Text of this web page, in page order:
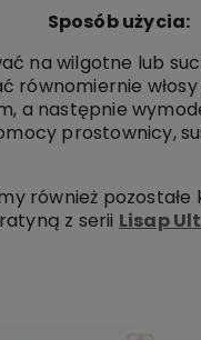
Sposób użycia:
na wilgotne lub
równomiernie włosy
a następnie
prostownicy,
również pozostałe
z serii Lisap